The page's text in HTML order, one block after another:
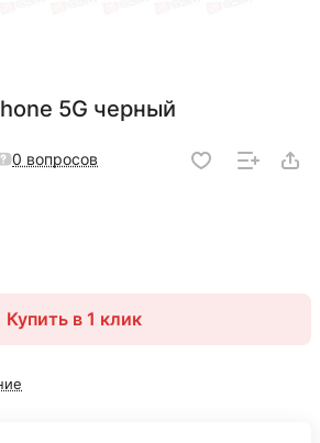
5G черный
0 вопросов
Купить в 1 клик